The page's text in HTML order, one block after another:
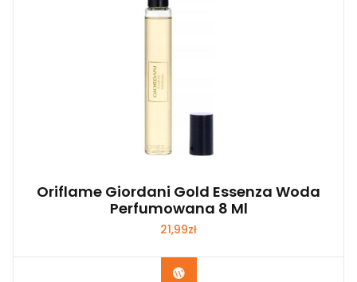
Oriflame Giordani Gold Essenza Woda
Perfumowana 8 Ml
21,99zł
Zobacz